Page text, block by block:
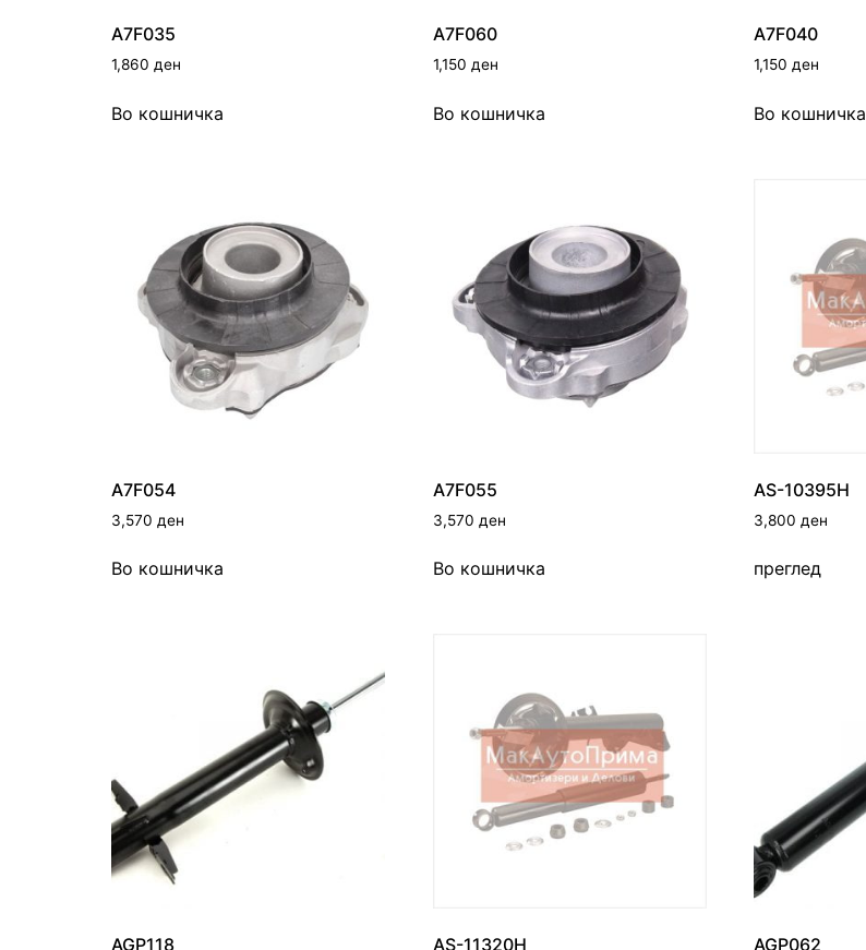
A7F035
1,860 ден
Во кошничка
A7F060
1,150 ден
Во кошничка
A7F040
1,150ден
Во кошничка
A7F054
3,570 ден
Во кошничка
A7F055
3,570 ден
Во кошничка
AS-10395H
3,800 ден
преглед
AGP118 AS-11320H AGP062